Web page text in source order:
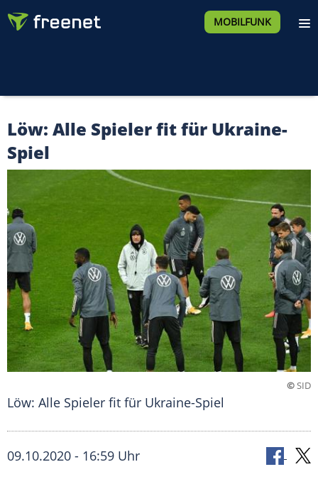
MOBILFUNK
Löw: Alle Spieler fit für Ukraine-
Spiel
©SID
Löw: Alle Spieler fit für Ukraine-Spiel
09.10.2020 - 16:59 Uhr